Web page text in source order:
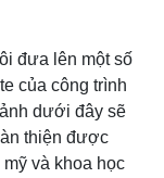
đưa lên một số
của công trình
dưới đây sẽ
thiện được
và khoa học